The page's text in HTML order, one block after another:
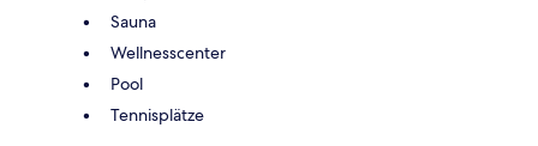
Sauna
Wellnesscenter
Pool
Tennisplätze